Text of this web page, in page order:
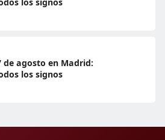
de agosto en Madrid:
los signos